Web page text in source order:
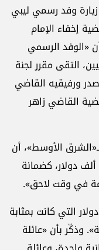
وفد رسمي ليبي
إخفاء الإمام
«الوفد الرسمي
التقى مقرر لجنة
ورفيقيه القاضي
القاضي زاهر
الأوسط»، أن
القاضي حمادة «خفّض الكفالة إلى 900 ألف دولار، كضمانة
في وقت لاحق».
مبلغ الـ 10 ملايين دولار التي كانت بمثابة
وذكّر بأن «عائلة